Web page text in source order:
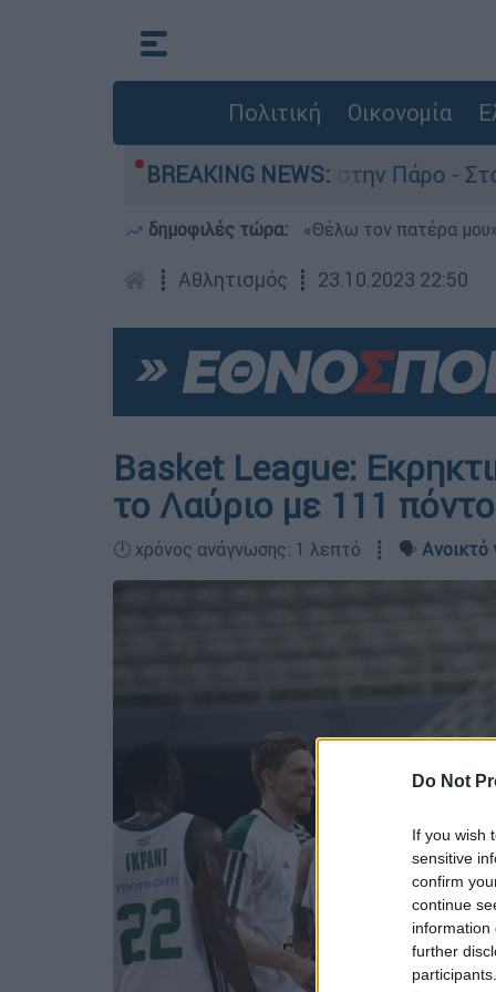
Do Not
If you wish
sensitive
confirm
continue
information
further
Πολιτική Οικονομία
BREAKING NEWS:
θάνατο του 4χρονου στην Πάρο - Στο
δημοφιλές τώρα: «Θέλω τον πατέρα
┋ Αθλητισμός ┋ 23.10.2023 22:50
Basket League:
το Λαύριο με 111
🕛 χρόνος ανάγνωσης: 1 λεπτό ┋ 🗣️ Ανοικτό